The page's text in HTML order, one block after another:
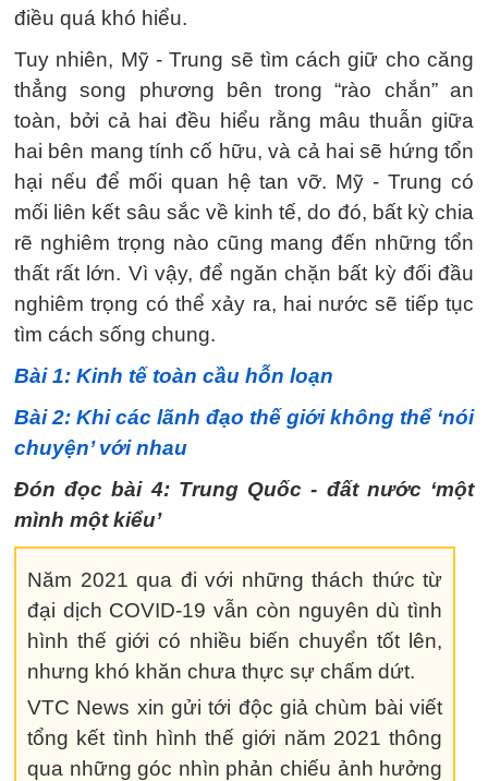
điều quá khó hiểu.
Tuy nhiên, Mỹ - Trung sẽ tìm cách giữ cho căng
thẳng song phương bên trong “rào chắn” an
toàn, bởi cả hai đều hiểu rằng mâu thuẫn giữa
hai bên mang tính cố hữu, và cả hai sẽ hứng tổn
hại nếu để mối quan hệ tan vỡ. Mỹ - Trung có
mối liên kết sâu sắc về kinh tế, do đó, bất kỳ chia
rẽ nghiêm trọng nào cũng mang đến những tổn
thất rất lớn. Vì vậy, để ngăn chặn bất kỳ đối đầu
nghiêm trọng có thể xảy ra, hai nước sẽ tiếp tục
tìm cách sống chung.
Bài 1: Kinh tế toàn cầu hỗn loạn
Bài 2: Khi các lãnh đạo thế giới không thể ‘nói
chuyện’ với nhau
Đón đọc bài 4: Trung Quốc - đất nước ‘một
mình một kiểu’
Năm 2021 qua đi với những thách thức từ
đại dịch COVID-19 vẫn còn nguyên dù tình
hình thế giới có nhiều biến chuyển tốt lên,
nhưng khó khăn chưa thực sự chấm dứt.
VTC News xin gửi tới độc giả chùm bài viết
tổng kết tình hình thế giới năm 2021 thông
qua những góc nhìn phản chiếu ảnh hưởng